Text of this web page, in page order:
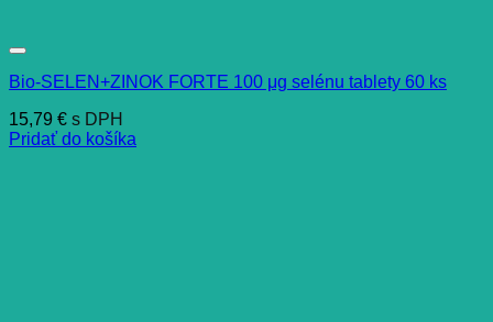
Bio-SELEN+ZINOK FORTE 100 μg selénu tablety 60 ks
15,79 € s DPH
Pridať do košíka